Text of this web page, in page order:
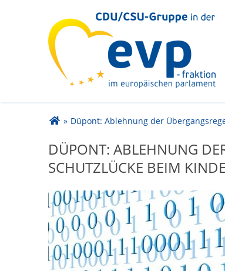
CDU/CSU-Gruppe
im Europäischen
Sie sind hier
» Düpont: Ablehnung der
DÜPONT: ABLEHNUNG
CHUTZLÜCKE BEIM